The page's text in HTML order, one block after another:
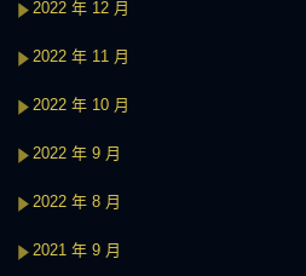
2022 年 12 月
2022 年 11 月
2022 年 10 月
2022 年 9 月
2022 年 8 月
2021 年 9 月